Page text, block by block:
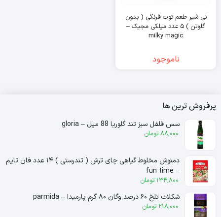
نی شیر طعم توت فرنگی ( بدون
گلوتن ) ۵ عدد میلکی مجیک –
milky magic
ناموجود
پرفروش ترین ها
سس فلفل سبز تند گلوریا 88 میل – gloria
88,000 تومان
دمنوش مخلوط گیاهی چای ترش ( تندرستی ) ۱۴ عدد فان تایم
– fun time
134,800 تومان
شکلات تلخ ۶۰ درصد وگان ۸۰ گرم پارمیدا – parmida
218,000 تومان